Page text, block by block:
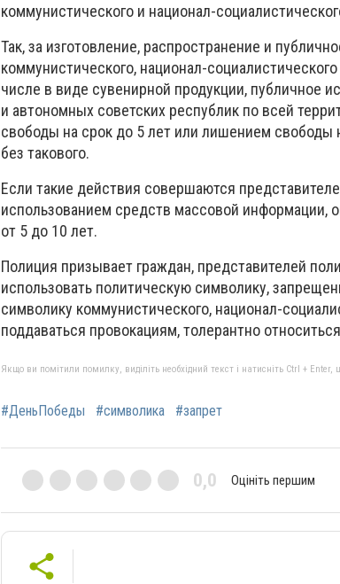
коммунистического и национал-
Так, за изготовление, распространение и
коммунистического, национал-
числе в виде сувенирной продукции, публичное
и автономных советских республик по всей
свободы на срок до 5 лет или лишением свободы
без такового.
Если такие действия совершаются
использованием средств массовой
от 5 до 10 лет.
Полиция призывает граждан, представителей
использовать политическую символику,
символику коммунистического, национал-
поддаваться провокациям, толерантно
Якщо ви помітили помилку, виділіть необхідний текст і натисніть Ctrl +
#ДеньПобеды #символика #запрет
0,0 Оцініть першим